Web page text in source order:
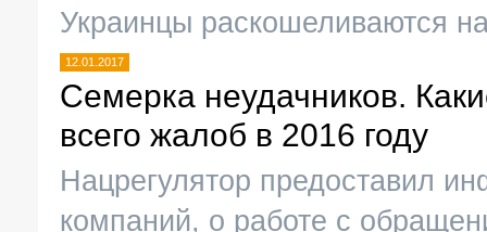
Украинцы раскошеливаются
12.01.2017
Семерка неудачников.
всего жалоб в 2016 году
Нацрегулятор предоставил
компаний, о работе с